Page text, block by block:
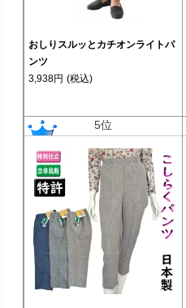
おしりスルッとカチオンライトパ
ンツ
3,938円 (税込)
5位